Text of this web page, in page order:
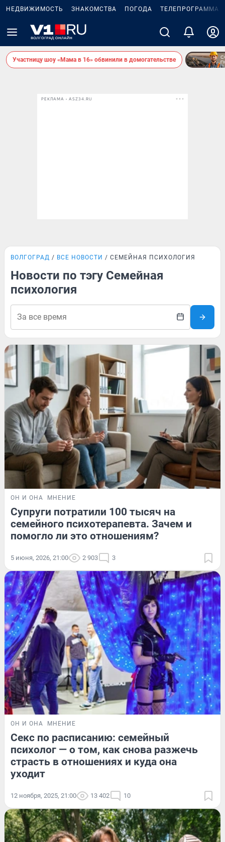
НЕДВИЖИМОСТЬ ЗНАКОМСТВА ПОГОДА ТЕЛЕПРОГРАММА
Участницу шоу «Мама в 16» обвинили в домогательстве
РЕКЛАМА • ASZ34.RU
ВОЛГОГРАД ВСЕ НОВОСТИ СЕМЕЙНАЯ ПСИХОЛОГИЯ
Новости по тэгу Семейная
психология
ОН И ОНА МНЕНИЕ
Супруги потратили 100 тысяч на
семейного психотерапевта. Зачем и
помогло ли это отношениям?
5 июня, 2026, 21:00 2 903 3
ОН И ОНА МНЕНИЕ
Секс по расписанию: семейный
психолог — о том, как снова разжечь
страсть в отношениях и куда она
уходит
12 ноября, 2025, 21:00 13 402 10